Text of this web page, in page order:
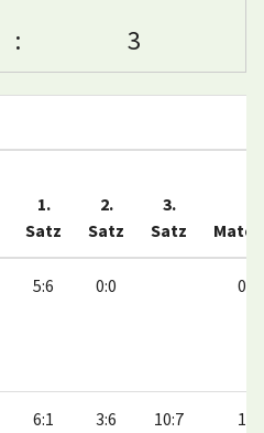
: 3
1.
Satz
2.
Satz
3.
Satz
5:6 0:0 0:1
6:1 3:6 10:7 1:0